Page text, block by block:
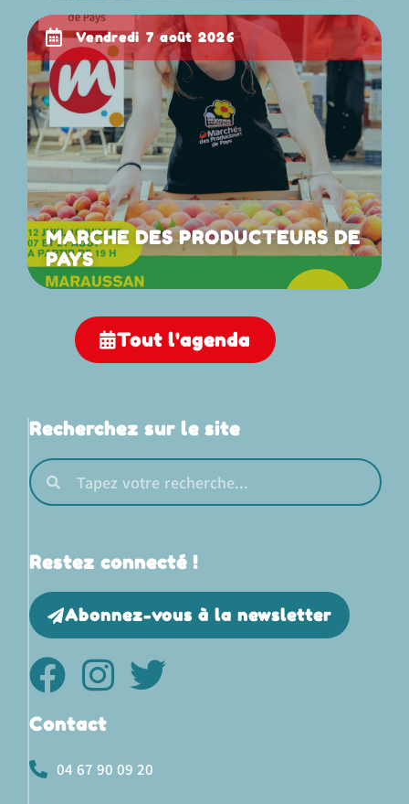
vendredi 7 août 2026
MARCHE DES PRODUCTEURS DE
PAYS
Tout l'agenda
Recherchez sur le site
Restez connecté !
Abonnez-vous à la newsletter
Contact
04 67 90 09 20